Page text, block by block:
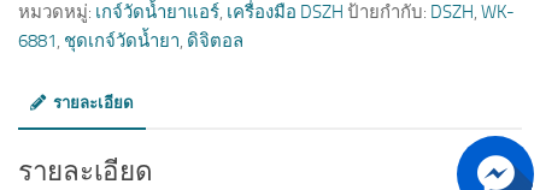
หมวดหมู่: เกจ์วัดน้ำยาแอร์, เครื่องมือ DSZH ป้ายกำกับ: DSZH, WK-
6881, ชุดเกจ์วัดน้ำยา, ดิจิตอล
รายละเอียด
รายละเอียด